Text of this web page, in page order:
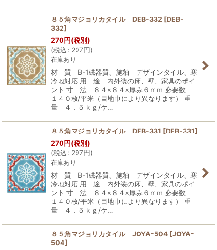
８５角マジョリカタイル DEB-332 [DEB-
332]
270円(税別)
(税込: 297円)
在庫あり
材 質 B-1磁器質、施釉 デザインタイル、寒
冷地対応 用 途 内外装の床、壁、家具のポイ
ント 寸 法 ８４×８４×厚み６ｍｍ 必要数
１４０枚/平米（目地巾により異なります） 重
量 ４．５ｋｇ/ケ…
８５角マジョリカタイル DEB-331 [DEB-331]
270円(税別)
(税込: 297円)
在庫あり
材 質 B-1磁器質、施釉 デザインタイル、寒
冷地対応 用 途 内外装の床、壁、家具のポイ
ント 寸 法 ８４×８４×厚み６ｍｍ 必要数
１４０枚/平米（目地巾により異なります） 重
量 ４．５ｋｇ/ケ…
８５角マジョリカタイル JOYA-504 [JOYA-
504]